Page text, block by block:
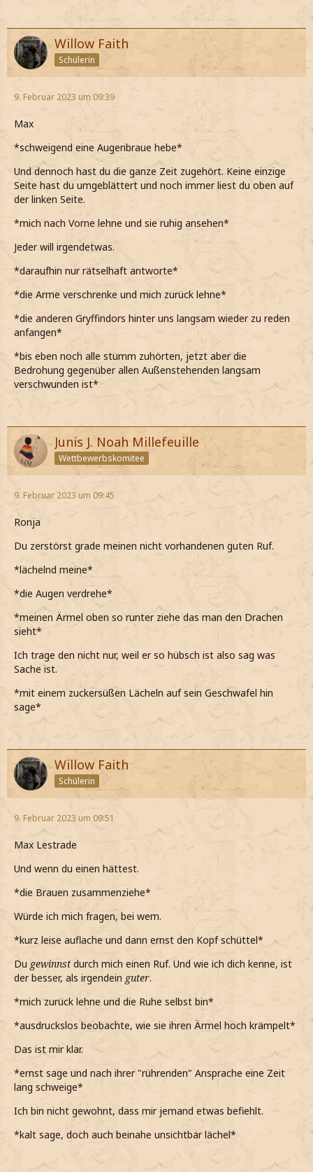
Willow Faith
Schülerin
9. Februar 2023 um 09:39
Max
*schweigend eine Augenbraue hebe*
Und dennoch hast du die ganze Zeit zugehört. Keine einzige
Seite hast du umgeblättert und noch immer liest du oben auf
der linken Seite.
*mich nach Vorne lehne und sie ruhig ansehen*
Jeder will irgendetwas.
*daraufhin nur rätselhaft antworte*
*die Arme verschrenke und mich zurück lehne*
*die anderen Gryffindors hinter uns langsam wieder zu reden
anfangen*
*bis eben noch alle stumm zuhörten, jetzt aber die
Bedrohung gegenüber allen Außenstehenden langsam
verschwunden ist*
Junis J. Noah Millefeuille
Wettbewerbskomitee
9. Februar 2023 um 09:45
Ronja
Du zerstörst grade meinen nicht vorhandenen guten Ruf.
*lächelnd meine*
*die Augen verdrehe*
*meinen Ärmel oben so runter ziehe das man den Drachen
sieht*
Ich trage den nicht nur, weil er so hübsch ist also sag was
Sache ist.
*mit einem zuckersüßen Lächeln auf sein Geschwafel hin
sage*
Willow Faith
Schülerin
9. Februar 2023 um 09:51
Max Lestrade
Und wenn du einen hättest.
*die Brauen zusammenziehe*
Würde ich mich fragen, bei wem.
*kurz leise auflache und dann ernst den Kopf schüttel*
Du gewinnst durch mich einen Ruf. Und wie ich dich kenne, ist
der besser, als irgendein guter.
*mich zurück lehne und die Ruhe selbst bin*
*ausdruckslos beobachte, wie sie ihren Ärmel hoch krämpelt*
Das ist mir klar.
*ernst sage und nach ihrer "rührenden" Ansprache eine Zeit
lang schweige*
Ich bin nicht gewohnt, dass mir jemand etwas befiehlt.
*kalt sage, doch auch beinahe unsichtbar lächel*